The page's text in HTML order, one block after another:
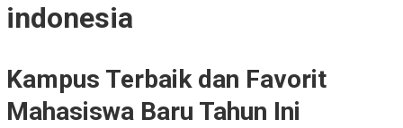
indonesia
Kampus Terbaik dan Favorit
Mahasiswa Baru Tahun Ini